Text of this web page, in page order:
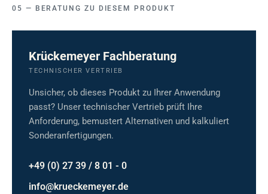
BERATUNG ZU DIESEM PRODUKT
Krückemeyer Fachberatung
TECHNISCHER VERTRIEB
Unsicher, ob dieses Produkt zu Ihrer Anwendung
passt? Unser technischer Vertrieb prüft Ihre
Anforderung, bemustert Alternativen und kalkuliert
Sonderanfertigungen.
+49 (0) 27 39 / 8 01 - 0
info@krueckemeyer.de